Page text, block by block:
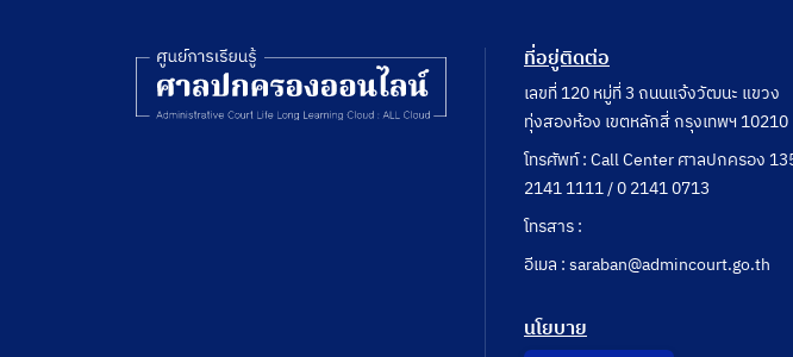
ที่อยู่ติดต่อ
เลขที่ 120 หมู่ที่ 3 ถนนแจ้งวัฒนะ แขวง
ทุ่งสองห้อง เขตหลักสี่ กรุงเทพฯ 10210
โทรศัพท์ : Call Center ศาลปกครอง
2141 1111 / 0 2141 0713
โทรสาร :
อีเมล : saraban@admincourt.go.th
นโยบาย